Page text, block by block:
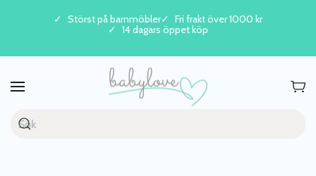
Skip to main content
Störst på barnmöbler
Fri frakt över 1000 kr
14 dagars öppet köp